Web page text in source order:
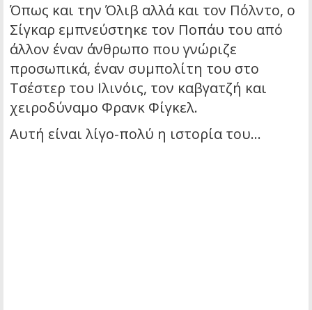
Όπως και την Όλιβ αλλά και τον Πόλντο, ο
Σίγκαρ εμπνεύστηκε τον Ποπάυ του από
άλλον έναν άνθρωπο που γνώριζε
προσωπικά, έναν συμπολίτη του στο
Τσέστερ του Ιλινόις, τον καβγατζή και
χειροδύναμο Φρανκ Φίγκελ.
Αυτή είναι λίγο-πολύ η ιστορία του…